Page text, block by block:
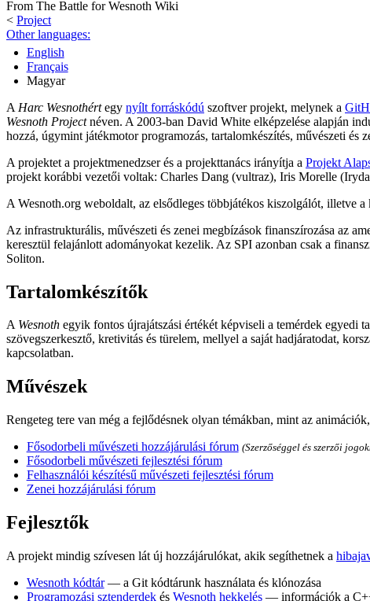
From The Battle for Wesnoth Wiki
< Project
Other languages:
English
Français
Magyar
A Harc Wesnothértegy nyílt forráskódú szoftver projekt, melynek a
Wesnoth Projectnéven. A 2003-ban David White elképzelése alapján
hozzá, úgymint játékmotor programozás, tartalomkészítés, művészeti és
A projektet a projektmenedzser és a projekttanács irányítja a Projekt
projekt korábbi vezetői voltak: Charles Dang (vultraz), Iris Morelle
A Wesnoth.org weboldalt, az elsődleges többjátékos kiszolgálót, illetve
Az infrastrukturális, művészeti és zenei megbízások finanszírozása az
keresztül felajánlott adományokat kezelik. Az SPI azonban csak a
Soliton.
Tartalomkészítők
A Wesnoth egyik fontos újrajátszási értékét képviseli a temérdek egyedi
szövegszerkesztő, kretivitás és türelem, mellyel a saját hadjáratodat,
kapcsolatban.
Művészek
Rengeteg tere van még a fejlődésnek olyan témákban, mint az
Fősodorbeli művészeti hozzájárulási fórum (Szerzőséggel és szerzői
Fősodorbeli művészeti fejlesztési fórum
Felhasználói készítésű művészeti fejlesztési fórum
Zenei hozzájárulási fórum
Fejlesztők
A projekt mindig szívesen lát új hozzájárulókat, akik segíthetnek a
Wesnoth kódtár— a Git kódtárunk használata és klónozása
Programozási sztenderdekés Wesnoth hekkelés— információk a C++